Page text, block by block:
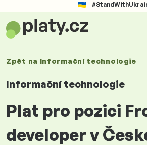
Zpět na Informační technologie
Informační technologie
Plat pro pozici
developer v